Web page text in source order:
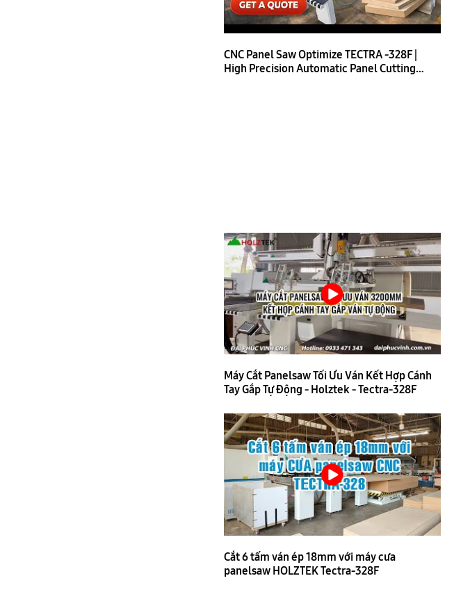
CNC Panel Saw Optimize TECTRA -328F |
High Precision Automatic Panel Cutting
Máy Cắt Panelsaw Tối Ưu Ván Kết Hợp Cánh
Tay Gắp Tự Động - Holztek - Tectra-328F
Cắt 6 tấm ván ép 18mm với máy cưa
panelsaw HOLZTEK Tectra-328F